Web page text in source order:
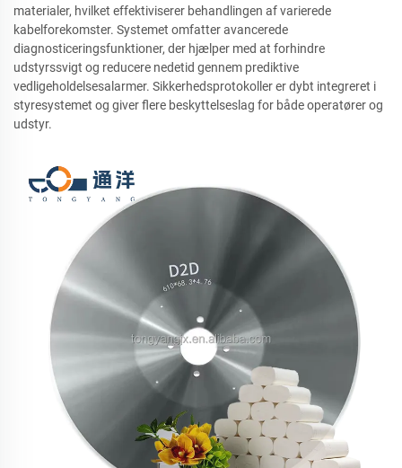
materialer, hvilket effektiviserer behandlingen af varierede
kabelforekomster. Systemet omfatter avancerede
diagnosticeringsfunktioner, der hjælper med at forhindre
udstyrssvigt og reducere nedetid gennem prediktive
vedligeholdelsesalarmer. Sikkerhedsprotokoller er dybt integreret i
styresystemet og giver flere beskyttelseslag for både operatører og
udstyr.